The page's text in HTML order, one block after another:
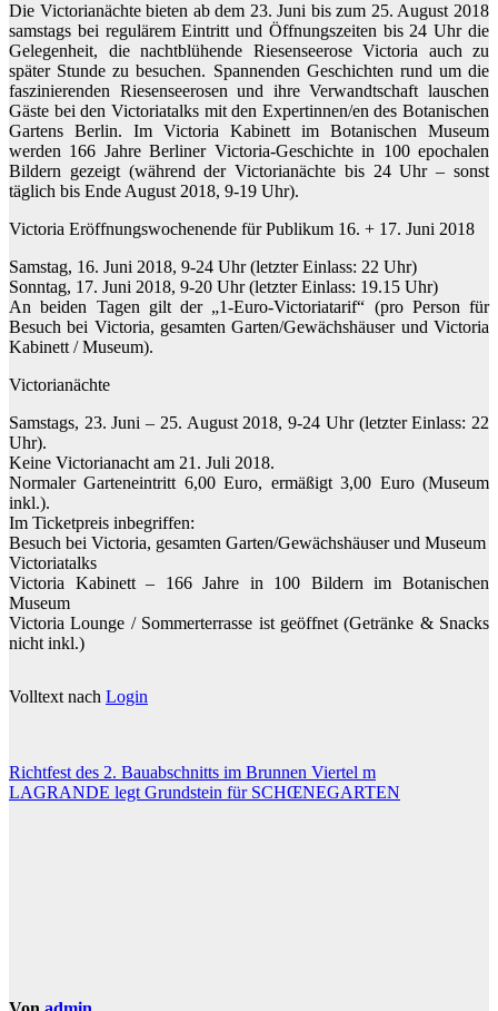
Die Victorianächte bieten ab dem 23. Juni bis zum 25. August 2018
samstags bei regulärem Eintritt und Öffnungszeiten bis 24 Uhr die
Gelegenheit, die nachtblühende Riesenseerose Victoria auch zu
später Stunde zu besuchen. Spannenden Geschichten rund um die
faszinierenden Riesenseerosen und ihre Verwandtschaft lauschen
Gäste bei den Victoriatalks mit den Expertinnen/en des Botanischen
Gartens Berlin. Im Victoria Kabinett im Botanischen Museum
werden 166 Jahre Berliner Victoria-Geschichte in 100 epochalen
Bildern gezeigt (während der Victorianächte bis 24 Uhr – sonst
täglich bis Ende August 2018, 9-19 Uhr).
Victoria Eröffnungswochenende für Publikum 16. + 17. Juni 2018
Samstag, 16. Juni 2018, 9-24 Uhr (letzter Einlass: 22 Uhr)
Sonntag, 17. Juni 2018, 9-20 Uhr (letzter Einlass: 19.15 Uhr)
An beiden Tagen gilt der „1-Euro-Victoriatarif“ (pro Person für
Besuch bei Victoria, gesamten Garten/Gewächshäuser und Victoria
Kabinett / Museum).
Victorianächte
Samstags, 23. Juni – 25. August 2018, 9-24 Uhr (letzter Einlass: 22
Uhr).
Keine Victorianacht am 21. Juli 2018.
Normaler Garteneintritt 6,00 Euro, ermäßigt 3,00 Euro (Museum
inkl.).
Im Ticketpreis inbegriffen:
Besuch bei Victoria, gesamten Garten/Gewächshäuser und Museum
Victoriatalks
Victoria Kabinett – 166 Jahre in 100 Bildern im Botanischen
Museum
Victoria Lounge / Sommerterrasse ist geöffnet (Getränke & Snacks
nicht inkl.)
Volltext nach Login
Beitragsnavigation
Richtfest des 2. Bauabschnitts im Brunnen Viertel m
LAGRANDE legt Grundstein für SCHŒNEGARTEN